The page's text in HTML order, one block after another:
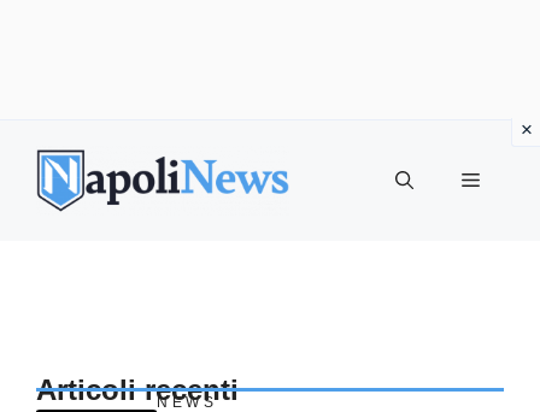
contenuto
MENU
Articoli recenti
NEWS